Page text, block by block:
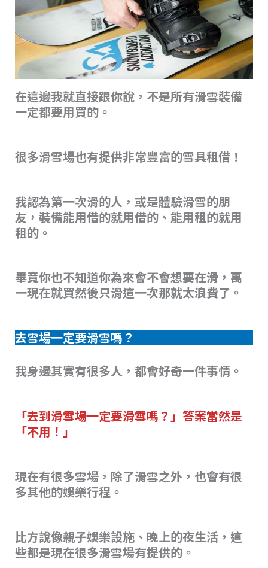
在這邊我就直接跟你說，不是所有滑雪裝備
一定都要用買的。
很多滑雪場也有提供非常豐富的雪具租借！
我認為第一次滑的人，或是體驗滑雪的朋
友，裝備能用借的就用借的、能用租的就用
租的。
畢竟你也不知道你為來會不會想要在滑，萬
一現在就買然後只滑這一次那就太浪費了。
去雪場一定要滑雪嗎？
我身邊其實有很多人，都會好奇一件事情。
「去到滑雪場一定要滑雪嗎？」答案當然是
「不用！」
現在有很多雪場，除了滑雪之外，也會有很
多其他的娛樂行程。
比方說像親子娛樂設施、晚上的夜生活，這
些都是現在很多滑雪場有提供的。